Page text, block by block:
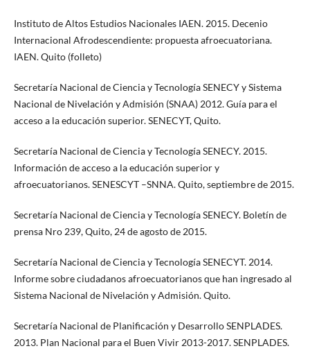
Instituto de Altos Estudios Nacionales IAEN. 2015. Decenio
Internacional Afrodescendiente: propuesta afroecuatoriana.
IAEN. Quito (folleto)
Secretaría Nacional de Ciencia y Tecnología SENECY y Sistema
Nacional de Nivelación y Admisión (SNAA) 2012. Guía para el
acceso a la educación superior. SENECYT, Quito.
Secretaría Nacional de Ciencia y Tecnología SENECY. 2015.
Información de acceso a la educación superior y
afroecuatorianos. SENESCYT –SNNA. Quito, septiembre de 2015.
Secretaría Nacional de Ciencia y Tecnología SENECY. Boletín de
prensa Nro 239, Quito, 24 de agosto de 2015.
Secretaría Nacional de Ciencia y Tecnología SENECYT. 2014.
Informe sobre ciudadanos afroecuatorianos que han ingresado al
Sistema Nacional de Nivelación y Admisión. Quito.
Secretaría Nacional de Planificación y Desarrollo SENPLADES.
2013. Plan Nacional para el Buen Vivir 2013-2017. SENPLADES.